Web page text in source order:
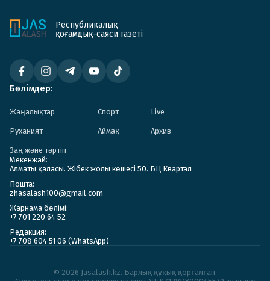
Республикалық
қоғамдық-саяси газеті
Бөлімдер:
Жаңалықтар Спорт Live
Руханият Аймақ Архив
Заң және тәртіп
Мекенжай:
Алматы қаласы. Жібек жолы көшесі 50. БЦ Квартал
Пошта:
zhasalash100@gmail.com
Жарнама бөлімі:
+7 701 220 64 52
Редакция:
+7 708 604 51 06 (WhatsApp)
© 2026 Jasalash.kz. Барлық құқық қорғалған.